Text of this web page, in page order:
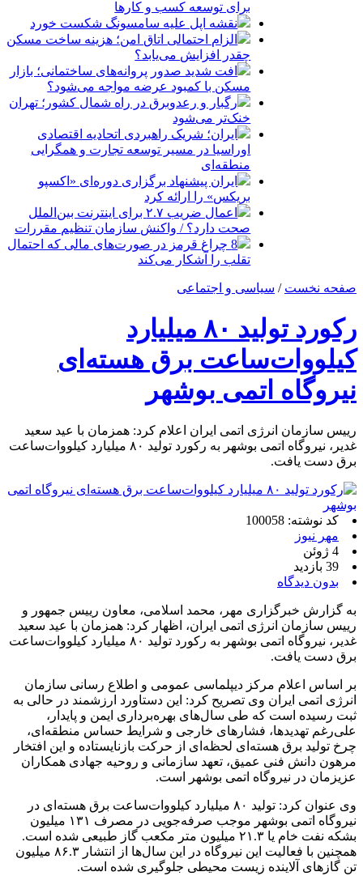
برای توسعه کسب‌ و کارها
نقشه اپل علیه سامسونگ شکست خورد
الزام احتمالی اتاق امن؛ هزینه ساخت مسکن
چقدر افزایش می‌یابد؟
افت شدید صدور پروانه‌های ساختمانی؛ بازار
مسکن با کمبود عرضه مواجه می‌شود؟
رگبار و رعدوبرق در راه شمال کشور؛ تهران
خنک‌تر می‌شود
ایران؛ شریک راهبردی اتحادیه اقتصادی
اوراسیا در مسیر توسعه تجارت و همگرایی
منطقه‌ای
ایران پیشنهاد برگزاری دوره‌ای «اکسپو
بریکس» را ارائه کرد
اعمال ضریب ۲.۷ برای اینترنت بین‌الملل
صحت دارد؟ / واکنش سازمان تنظیم مقررات
8 چراغ قرمز در صورت‌های مالی که احتمال
تقلب را آشکار می‌کند
صفحه نخست / سیاسی و اجتماعی
رکورد تولید ۸۰ میلیارد
کیلووات‌ساعت برق هسته‌ای
نیروگاه اتمی بوشهر
رییس سازمان انرژی اتمی ایران اعلام کرد: همزمان با عید سعید
غدیر، نیروگاه اتمی بوشهر به رکورد تولید ۸۰ میلیارد کیلووات‌ساعت
برق دست یافت.
کد نوشته: 100058
مهر نیوز
4 ژوئن
39 بازدید
بدون دیدگاه
به گزارش خبرگزاری مهر، محمد اسلامی، معاون رییس جمهور و
رییس سازمان انرژی اتمی ایران، اظهار کرد: همزمان با عید سعید
غدیر، نیروگاه اتمی بوشهر به رکورد تولید ۸۰ میلیارد کیلووات‌ساعت
برق دست یافت.
بر اساس اعلام مرکز دیپلماسی عمومی و اطلاع رسانی سازمان
انرژی اتمی ایران وی تصریح کرد: این دستاورد ارزشمند در حالی به
ثبت رسیده است که طی سال‌های بهره‌برداری ایمن و پایدار،
علی‌رغم تهدیدها، فشارهای خارجی و شرایط حساس منطقه‌ای،
چرخ تولید برق هسته‌ای لحظه‌ای از حرکت بازنایستاده و این افتخار
مرهون دانش فنی عمیق، تعهد سازمانی و روحیه جهادی همکاران
عزیزمان در نیروگاه اتمی بوشهر است.
وی عنوان کرد: تولید ۸۰ میلیارد کیلووات‌ساعت برق هسته‌ای در
نیروگاه اتمی بوشهر موجب صرفه‌جویی در مصرف ۱۳۱ میلیون
بشکه نفت خام یا ۲۱.۳ میلیون متر مکعب گاز طبیعی شده است.
همچنین با فعالیت این نیروگاه در این سال‌ها از انتشار ۸۶.۳ میلیون
تن گازهای آلاینده زیست محیطی جلوگیری شده است.